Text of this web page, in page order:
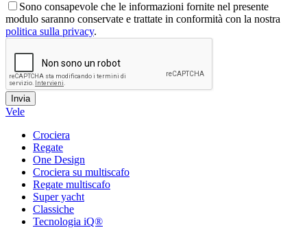
Sono consapevole che le informazioni fornite nel presente
modulo saranno conservate e trattate in conformità con la nostra
politica sulla privacy.
Vele
Crociera
Regate
One Design
Crociera su multiscafo
Regate multiscafo
Super yacht
Classiche
Tecnologia iQ®